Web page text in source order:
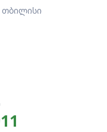
თბილისი